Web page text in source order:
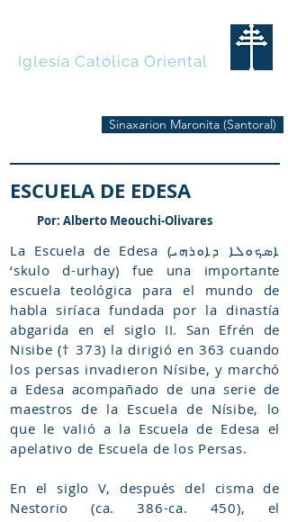
Iglesia Católica Oriental
Sinaxarion Maronita (Santoral)
ESCUELA DE EDESA
Por: Alberto Meouchi-Olivares
La Escuela de Edesa (ܐܣܟܘܠܐ ܕܐܘܪܗܝ
‘skulo d-urhay) fue una importante
escuela teológica para el mundo de
habla siríaca fundada por la dinastía
abgarida en el siglo II. San Efrén de
Nisibe († 373) la dirigió en 363 cuando
los persas invadieron Nísibe, y marchó
a Edesa acompañado de una serie de
maestros de la Escuela de Nísibe, lo
que le valió a la Escuela de Edesa el
apelativo de Escuela de los Persas.
En el siglo V, después del cisma de
Nestorio (ca. 386-ca. 450), el